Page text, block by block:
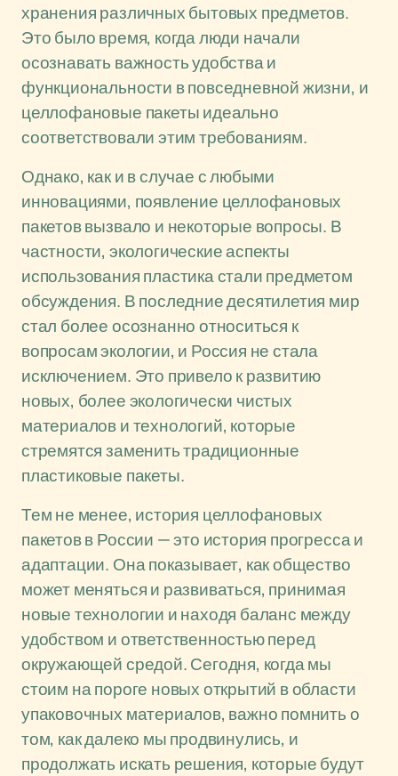
хранения различных бытовых предметов.
Это было время, когда люди начали
осознавать важность удобства и
функциональности в повседневной жизни, и
целлофановые пакеты идеально
соответствовали этим требованиям.
Однако, как и в случае с любыми
инновациями, появление целлофановых
пакетов вызвало и некоторые вопросы. В
частности, экологические аспекты
использования пластика стали предметом
обсуждения. В последние десятилетия мир
стал более осознанно относиться к
вопросам экологии, и Россия не стала
исключением. Это привело к развитию
новых, более экологически чистых
материалов и технологий, которые
стремятся заменить традиционные
пластиковые пакеты.
Тем не менее, история целлофановых
пакетов в России — это история прогресса и
адаптации. Она показывает, как общество
может меняться и развиваться, принимая
новые технологии и находя баланс между
удобством и ответственностью перед
окружающей средой. Сегодня, когда мы
стоим на пороге новых открытий в области
упаковочных материалов, важно помнить о
том, как далеко мы продвинулись, и
продолжать искать решения, которые будут